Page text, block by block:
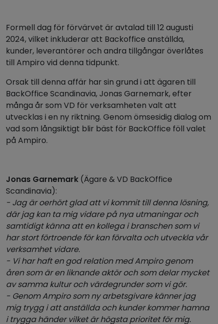
Formell dag för förvärvet är avtalad till 12 augusti
2024, vilket inkluderar att Backoffice anställda,
kunder, leverantörer och andra tillgångar överlåtes
till Ampiro vid denna tidpunkt.
Orsak till denna affär har sin grund i att ägaren till
BackOffice Scandinavia, Jonas Garnemark, efter
många år som VD för verksamheten valt att
utvecklas i en ny riktning. Genom ömsesidig dialog om
vad som långsiktigt blir bäst för BackOffice föll valet
på Ampiro.
Jonas Garnemark (Ägare & VD BackOffice
Scandinavia):
- Jag är oerhört glad att vi kommit till denna lösning,
där jag kan ta mig vidare på nya utmaningar och
samtidigt känna att en kollega i branschen som vi
har stort förtroende för kan förvalta och utveckla vår
verksamhet vidare.
- Vi har haft en god relation med Ampiro genom
åren som är en liknande aktör och som delar mycket
av samma kultur och värdegrunder som vi gör.
- Genom Ampiro som ny arbetsgivare känner jag
mig trygg i att anställda och kunder kommer hamna
i trygga händer vilket är högsta prioritet för mig.